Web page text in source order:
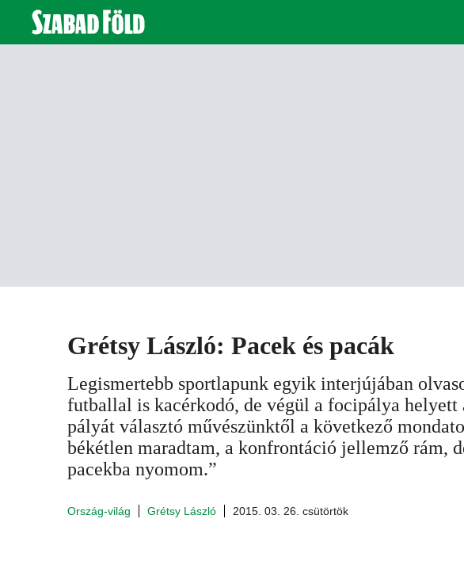
Grétsy László: Pacek és pacák
Legismertebb sportlapunk egyik interjújában
futballal is kacérkodó, de végül a focipálya helyett
pályát választó művészünktől a következő
békétlen maradtam, a konfrontáció jellemző rám,
pacekba nyomom.”
Ország-világ Grétsy László 2015. 03. 26. csütörtök